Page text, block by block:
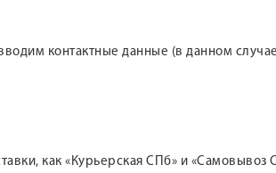
контактные данные (в данном
как «Курьерская СПб» и «Самовывоз